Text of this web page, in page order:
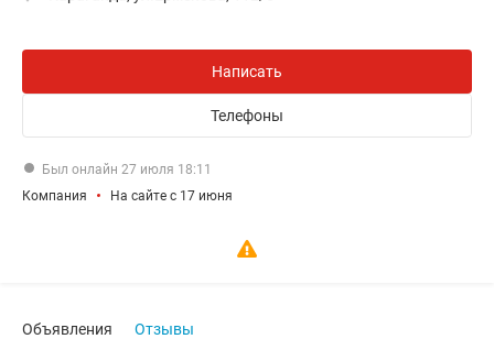
Написать
Телефоны
Был онлайн 27 июля 18:11
Компания
На сайте с 17 июня
Объявления Отзывы